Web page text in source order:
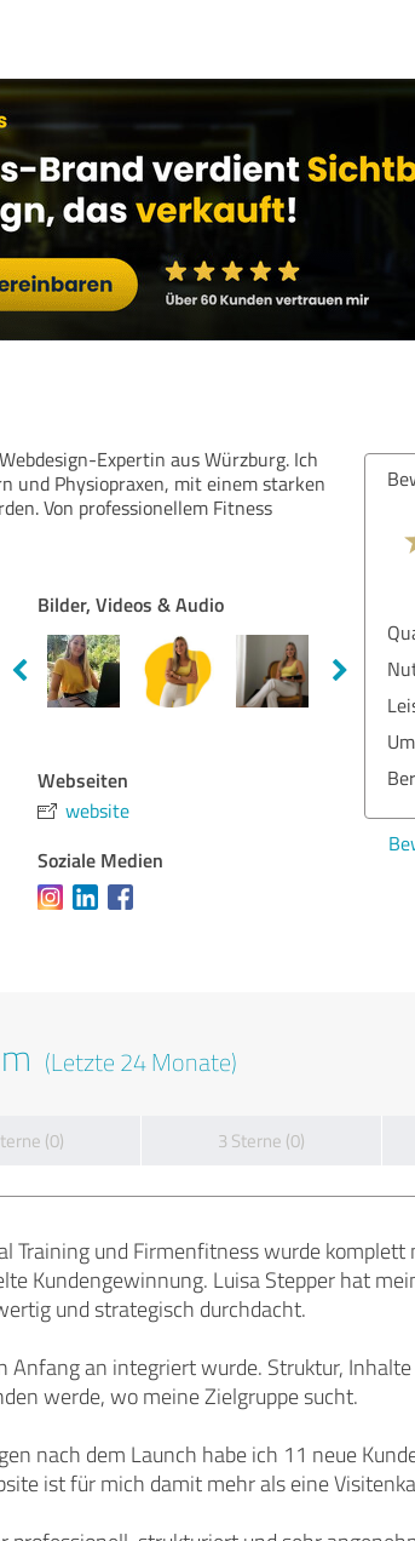
Expertin aus Würzburg. Ich
und Physiopraxen, mit einem starken
Von professionellem Fitness
Bilder, Videos & Audio
Webseiten
website
Soziale Medien
(Letzte 24 Monate)
(0) 3 Sterne (0)
Training und Firmenfitness wurde komplett
Kundengewinnung. Luisa Stepper hat
und strategisch durchdacht.
Anfang an integriert wurde. Struktur,
werde, wo meine Zielgruppe sucht.
nach dem Launch habe ich 11 neue
ist für mich damit mehr als eine